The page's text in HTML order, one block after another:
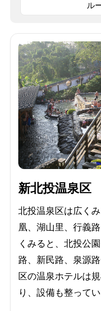
ル
新北投温泉区
北投温泉区は広く
凰、湖山里、行義
くみると、北投公
路、新民路、泉源
区の温泉ホテルは
り、設備も整ってい